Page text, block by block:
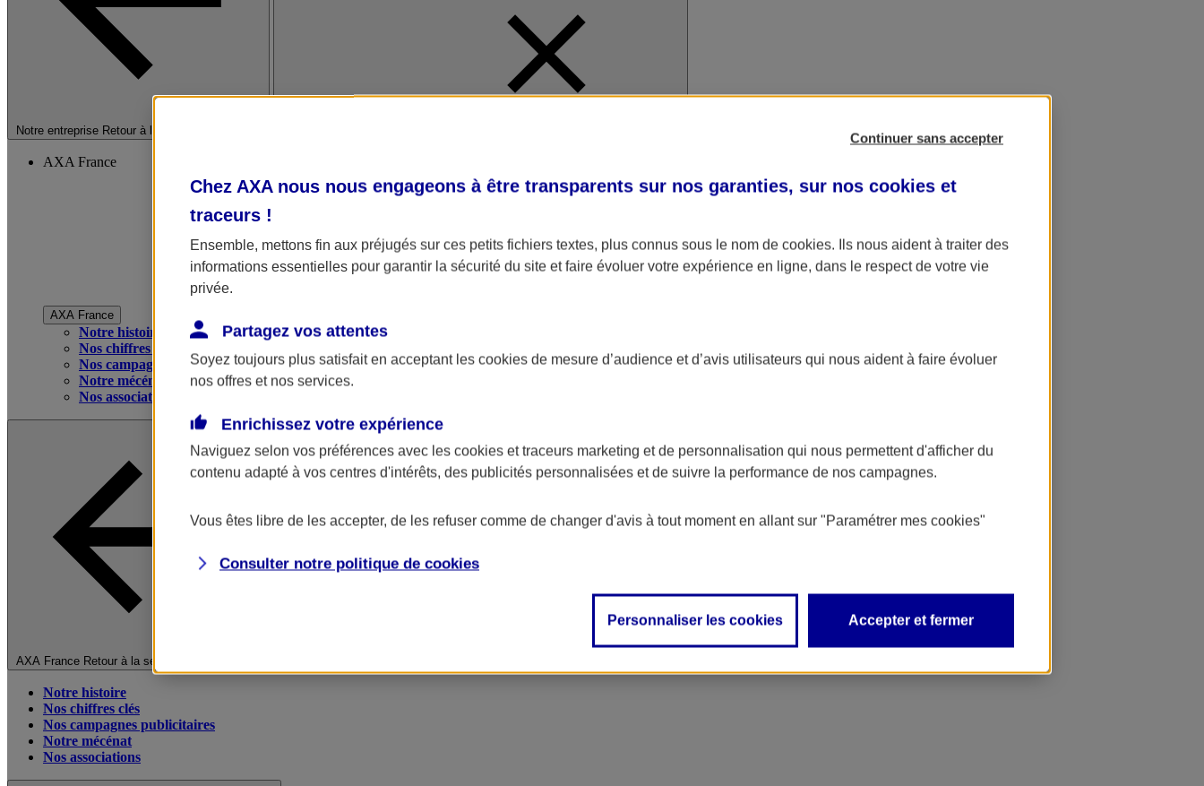
Notre entreprise Retour à la section précédente
AXA France
AXA France
Notre histoire
Nos chiffres clés
Nos campagnes publicitaires
Notre mécénat
Nos associations
AXA France Retour à la section précédente
Notre histoire
Nos chiffres clés
Nos campagnes publicitaires
Notre mécénat
Nos associations
Continuer sans accepter
Chez AXA nous nous engageons à être transparents sur nos garanties, sur nos cookies et
traceurs !
Ensemble, mettons fin aux préjugés sur ces petits fichiers textes, plus connus sous le nom de cookies. Ils nous aident à traiter des
informations essentielles pour garantir la sécurité du site et faire évoluer votre expérience en ligne, dans le respect de votre vie
privée.
Partagez vos attentes
Soyez toujours plus satisfait en acceptant les cookies de mesure d’audience et d’avis utilisateurs qui nous aident à faire évoluer
nos offres et nos services.
Enrichissez votre expérience
Naviguez selon vos préférences avec les cookies et traceurs marketing et de personnalisation qui nous permettent d'afficher du
contenu adapté à vos centres d'intérêts, des publicités personnalisées et de suivre la performance de nos campagnes.
Vous êtes libre de les accepter, de les refuser comme de changer d'avis à tout moment en allant sur "Paramétrer mes cookies"
Consulter notre politique de cookies
Personnaliser les cookies Accepter et fermer